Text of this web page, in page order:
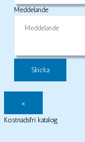
Meddelande
×
Kostnadsfri katalog